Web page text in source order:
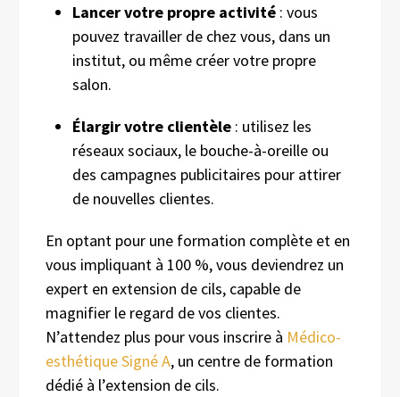
Lancer votre propre activité : vous
pouvez travailler de chez vous, dans un
institut, ou même créer votre propre
salon.
Élargir votre clientèle : utilisez les
réseaux sociaux, le bouche-à-oreille ou
des campagnes publicitaires pour attirer
de nouvelles clientes.
En optant pour une formation complète et en
vous impliquant à 100 %, vous deviendrez un
expert en extension de cils, capable de
magnifier le regard de vos clientes.
N’attendez plus pour vous inscrire à Médico-
esthétique Signé A, un centre de formation
dédié à l’extension de cils.